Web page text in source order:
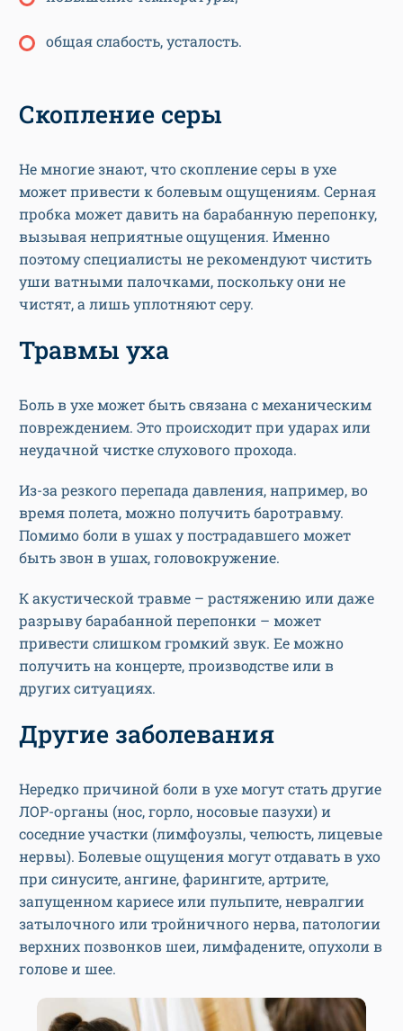
общая слабость, усталость.
Скопление серы
Не многие знают, что скопление серы в ухе
может привести к болевым ощущениям. Серная
пробка может давить на барабанную перепонку,
вызывая неприятные ощущения. Именно
поэтому специалисты не рекомендуют чистить
уши ватными палочками, поскольку они не
чистят, а лишь уплотняют серу.
Травмы уха
Боль в ухе может быть связана с механическим
повреждением. Это происходит при ударах или
неудачной чистке слухового прохода.
Из-за резкого перепада давления, например, во
время полета, можно получить баротравму.
Помимо боли в ушах у пострадавшего может
быть звон в ушах, головокружение.
К акустической травме – растяжению или даже
разрыву барабанной перепонки – может
привести слишком громкий звук. Ее можно
получить на концерте, производстве или в
других ситуациях.
Другие заболевания
Нередко причиной боли в ухе могут стать другие
ЛОР-органы (нос, горло, носовые пазухи) и
соседние участки (лимфоузлы, челюсть, лицевые
нервы). Болевые ощущения могут отдавать в ухо
при синусите, ангине, фарингите, артрите,
запущенном кариесе или пульпите, невралгии
затылочного или тройничного нерва, патологии
верхних позвонков шеи, лимфадените, опухоли в
голове и шее.